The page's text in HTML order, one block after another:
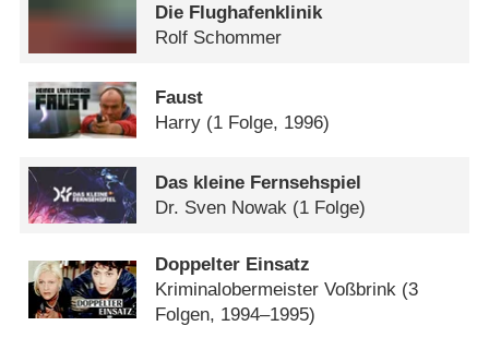
Die Flughafenklinik
Rolf Schommer
Faust
Harry (1 Folge, 1996)
Das kleine Fernsehspiel
Dr. Sven Nowak (1 Folge)
Doppelter Einsatz
Kriminalobermeister Voßbrink (3
Folgen, 1994–1995)